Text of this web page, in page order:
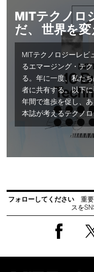
MITテクノロ
だ、 世界を
MITテクノロジーレビ
るエマージング・テ
る。年に一度、私た
者に共有する。以下
年間で進歩を促し、
本誌が考えるテクノロ
フォローしてください
重
スを